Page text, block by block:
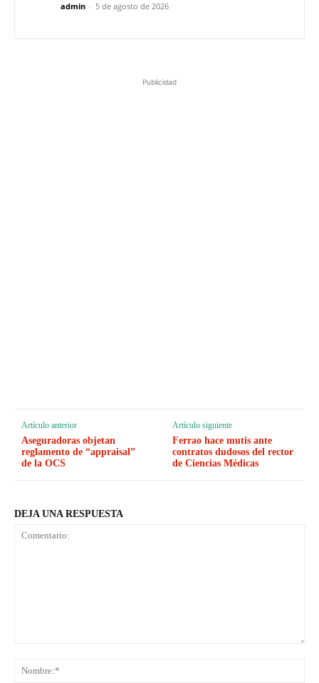
admin - 5 de agosto de 2026
Publicidad
Artículo anterior
Aseguradoras objetan
reglamento de “appraisal”
de la OCS
Artículo siguiente
Ferrao hace mutis ante
contratos dudosos del rector
de Ciencias Médicas
DEJA UNA RESPUESTA